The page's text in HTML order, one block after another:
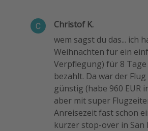
Christof K.
wem sagst du das... ich
Weihnachten für ein
Verpflegung) für 8 Tage
bezahlt. Da war der
günstig (habe 960 EUR
aber mit super
Anreisezeit fast schon
kurzer stop-over in San